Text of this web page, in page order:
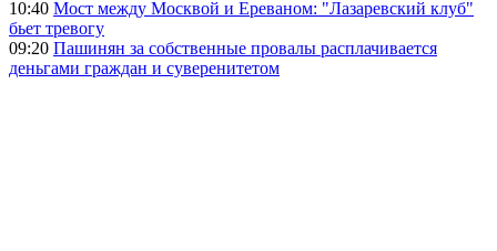
10:40 Мост между Москвой и Ереваном: "Лазаревский клуб"
бьет тревогу
09:20 Пашинян за собственные провалы расплачивается
деньгами граждан и суверенитетом